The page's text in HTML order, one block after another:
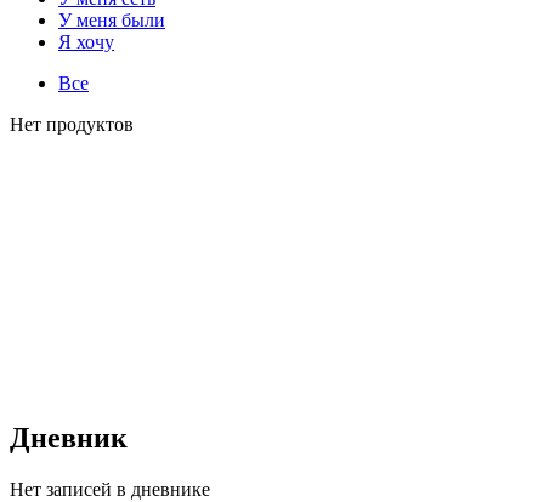
У меня были
Я хочу
Все
Нет продуктов
Дневник
Нет записей в дневнике